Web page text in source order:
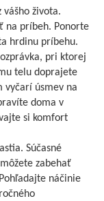
života.
na príbeh. Ponorte
hrdinu príbehu.
pri ktorej
telu doprajete
vyčarí úsmev na
doma v
si komfort
Súčasné
zabehať
náčinie